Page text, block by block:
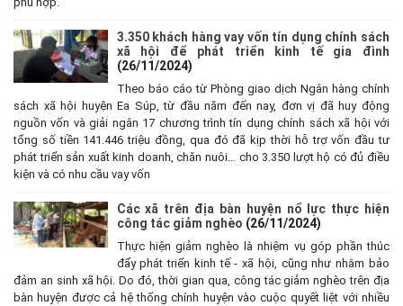
3.350 khách hàng vay vốn tín dụng chính sách
xã hội để phát triển kinh tế gia đình
(26/11/2024)
Theo báo cáo từ Phòng giao dịch Ngân hàng chính
sách xã hội huyện Ea Súp, từ đầu năm đến nay, đơn vị đã huy động
nguồn vốn và giải ngân 17 chương trình tín dụng chính sách xã hội với
tổng số tiền 141.446 triệu đồng, qua đó đã kịp thời hỗ trợ vốn đầu tư
phát triển sản xuất kinh doanh, chăn nuôi… cho 3.350 lượt hộ có đủ điều
kiện và có nhu cầu vay vốn
Các xã trên địa bàn huyện nổ lực thực hiện
công tác giảm nghèo (26/11/2024)
Thực hiện giảm nghèo là nhiệm vụ góp phần thúc
đẩy phát triển kinh tế - xã hội, cũng như nhằm bảo
đảm an sinh xã hội. Do đó, thời gian qua, công tác giảm nghèo trên địa
bàn huyện được cả hệ thống chính huyện vào cuộc quyết liệt với nhiều